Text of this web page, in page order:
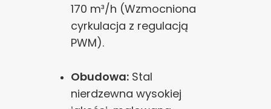
170 m³/h (Wzmocniona
cyrkulacja z regulacją
PWM).
Obudowa: Stal
nierdzewna wysokiej